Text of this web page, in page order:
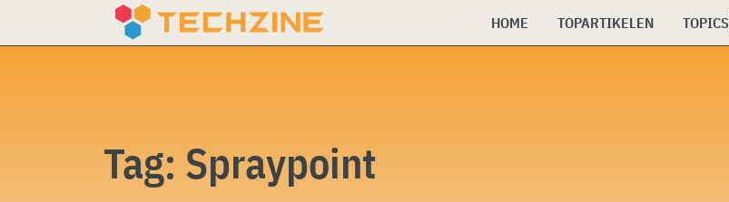
HOME TOPARTIKELEN TOPICS
Tag: Spraypoint